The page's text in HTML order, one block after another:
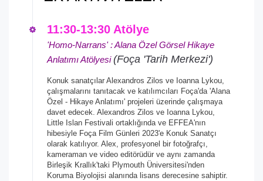
11:30-13:30 Atölye
'Homo-Narrans' : Alana Özel Görsel Hikaye
Anlatımı Atölyesi (Foça 'Tarih Merkezi')
Konuk sanatçılar Alexandros Zilos ve Ioanna Lykou,
çalışmalarını tanıtacak ve katılımcıları Foça'da 'Alana
Özel - Hikaye Anlatımı' projeleri üzerinde çalışmaya
davet edecek. Alexandros Zilos ve Ioanna Lykou,
Little Islan Festivali ortaklığında ve EFFEA'nın
hibesiyle Foça Film Günleri 2023'e Konuk Sanatçı
olarak katılıyor. Alex, profesyonel bir fotoğrafçı,
kameraman ve video editörüdür ve aynı zamanda
Birleşik Krallık'taki Plymouth Üniversitesi'nden
Koruma Biyolojisi alanında lisans derecesine sahiptir.